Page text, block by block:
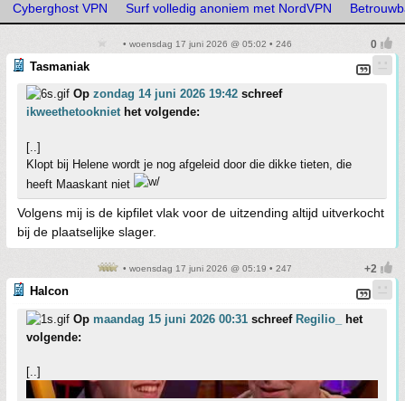
Cyberghost VPN Surf volledig anoniem met NordVPN
• woensdag 17 juni 2026 @ 05:02 • 246
Tasmaniak
Op zondag 14 juni 2026 19:42 schreef
ikweethetookniethet volgende:
[..]
Klopt bij Helene wordt je nog afgeleid door die dikke tieten, die
heeft Maaskant niet
Volgens mij is de kipfilet vlak voor de uitzending altijd uitverkocht
bij de plaatselijke slager.
• woensdag 17 juni 2026 @ 05:19 • 247
Halcon
Op maandag 15 juni 2026 00:31 schreef Regilio_
het
volgende:
[..]